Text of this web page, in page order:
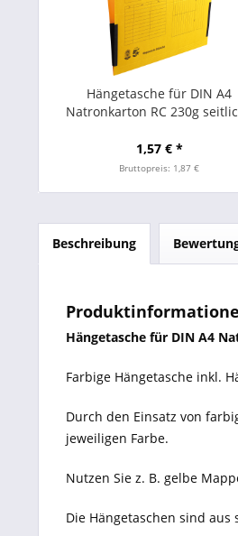
Hängetasche für DIN A4
Natronkarton RC 230g
1,57 € *
Bruttopreis: 1,87 €
Beschreibung
Hängetasche für DIN A4
Farbige Hängetasche inkl.
Durch den Einsatz von
jeweiligen Farbe.
Nutzen Sie z. B. gelbe
Die Hängetaschen sind